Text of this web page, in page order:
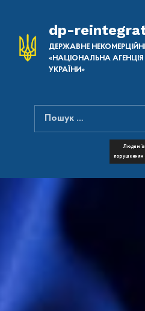
dp-
ДЕРЖАВНЕ
«НАЦІОНАЛЬНА АГЕНЦІЯ
УКРАЇНИ»
ПОШУК НА САЙТІ
Пошук:
Людям із
порушенням